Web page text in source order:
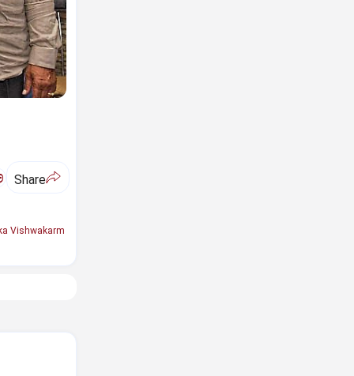
Share
Vishwakarm